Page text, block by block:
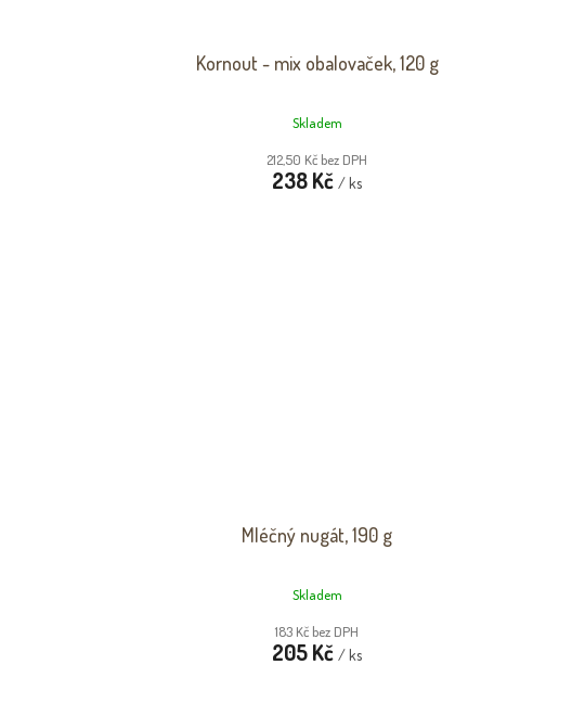
Kornout - mix obalovaček, 120 g
Skladem
212,50 Kč bez DPH
238 Kč/ ks
Mléčný nugát, 190 g
Skladem
183 Kč bez DPH
205 Kč/ ks